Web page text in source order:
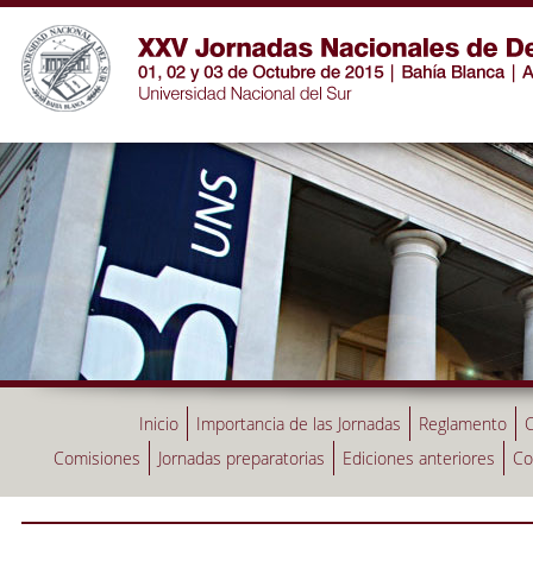
Inicio Importancia de las Jornadas Reglamento
Comisiones
Jornadas preparatorias Ediciones anteriores